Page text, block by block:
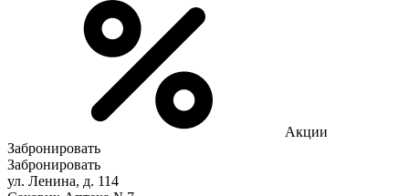
Акции
Забронировать
Забронировать
ул. Ленина, д. 114